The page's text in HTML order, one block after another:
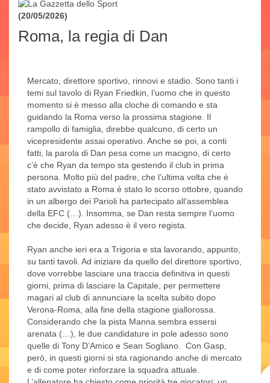
(20/05/2026)
Roma, la regia di Dan
Mercato, direttore sportivo, rinnovi e stadio. Sono tanti i
temi sul tavolo di Ryan Friedkin, l’uomo che in questo
momento si è messo alla cloche di comando e sta
guidando la Roma verso la prossima stagione. Il
rampollo di famiglia, direbbe qualcuno, di certo un
vicepresidente assai operativo. Anche se poi, a conti
fatti, la parola di Dan pesa come un macigno, di certo
c’è che Ryan da tempo sta gestendo il club in prima
persona. Molto più del padre, che l’ultima volta che è
stato avvistato a Roma è stato lo scorso ottobre, quando
in un albergo dei Parioli ha partecipato all’assemblea
della EFC (…). Insomma, se Dan resta sempre l’uomo
che decide, Ryan adesso è il vero regista.
Ryan anche ieri era a Trigoria e sta lavorando, appunto,
su tanti tavoli. Ad iniziare da quello del direttore sportivo,
dove vorrebbe lasciare una traccia definitiva in questi
giorni, prima di lasciare la Capitale, per permettere
magari al club di annunciare la scelta subito dopo
Verona-Roma, alla fine della stagione giallorossa.
Considerando che la pista Manna sembra essersi
arenata (…), le due candidature in pole adesso sono
quelle di Tony D’Amico e Sean Sogliano. Con Gasp,
però, in questi giorni si sta ragionando anche di mercato
e di come poter rinforzare la squadra attuale.